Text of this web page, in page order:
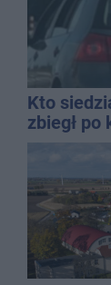
Kto
zbiegł po